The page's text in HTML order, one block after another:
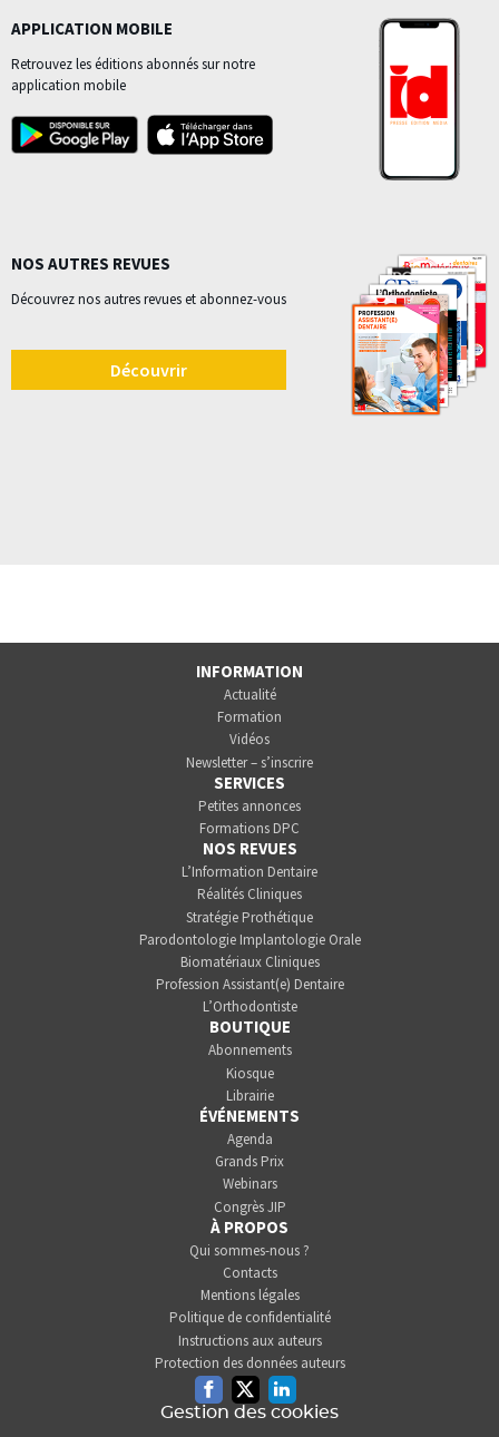
APPLICATION MOBILE
Retrouvez les éditions abonnés sur notre
application mobile
NOS AUTRES REVUES
Découvrez nos autres revues et abonnez-vous
Découvrir
INFORMATION
Actualité
Formation
Vidéos
Newsletter – s’inscrire
SERVICES
Petites annonces
Formations DPC
NOS REVUES
L’Information Dentaire
Réalités Cliniques
Stratégie Prothétique
Parodontologie Implantologie Orale
Biomatériaux Cliniques
Profession Assistant(e) Dentaire
L’Orthodontiste
BOUTIQUE
Abonnements
Kiosque
Librairie
ÉVÉNEMENTS
Agenda
Grands Prix
Webinars
Congrès JIP
À PROPOS
Qui sommes-nous ?
Contacts
Mentions légales
Politique de confidentialité
Instructions aux auteurs
Protection des données auteurs
FacebookTwitterLinkedin
Gestion des cookies